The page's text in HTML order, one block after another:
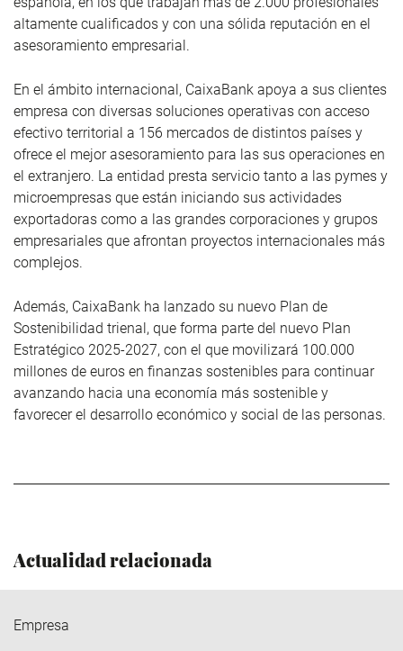
altamente cualificados y con una sólida reputación en el
asesoramiento empresarial.
En el ámbito internacional, CaixaBank apoya a sus clientes
empresa con diversas soluciones operativas con acceso
efectivo territorial a 156 mercados de distintos países y
ofrece el mejor asesoramiento para las sus operaciones en
el extranjero. La entidad presta servicio tanto a las pymes y
microempresas que están iniciando sus actividades
exportadoras como a las grandes corporaciones y grupos
empresariales que afrontan proyectos internacionales más
complejos.
Además, CaixaBank ha lanzado su nuevo Plan de
Sostenibilidad trienal, que forma parte del nuevo Plan
Estratégico 2025-2027, con el que movilizará 100.000
millones de euros en finanzas sostenibles para continuar
avanzando hacia una economía más sostenible y
favorecer el desarrollo económico y social de las personas.
Actualidad relacionada
Empresa